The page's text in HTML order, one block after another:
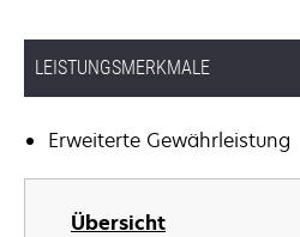
LEISTUNGSMERKMALE
Erweiterte Gewährleistung
Übersicht